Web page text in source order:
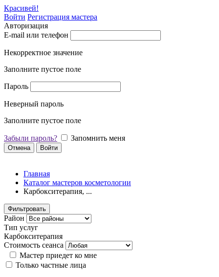
Красивей!
Войти Регистрация мастера
Авторизация
E-mail или телефон
Некорректное значение
Заполните пустое поле
Пароль
Неверный пароль
Заполните пустое поле
Забыли пароль? Запомнить меня
Отмена Войти
Главная
Каталог мастеров косметологии
Карбокситерапия, ...
Фильтровать
Район
Тип услуг
Карбокситерапия
Стоимость сеанса
Мастер приедет ко мне
Только частные лица